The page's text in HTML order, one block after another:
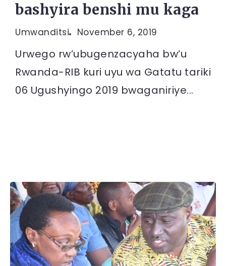
bashyira benshi mu kaga
Umwanditsi November 6, 2019
Urwego rw’ubugenzacyaha bw’u
Rwanda-RIB kuri uyu wa Gatatu tariki
06 Ugushyingo 2019 bwaganiriye...